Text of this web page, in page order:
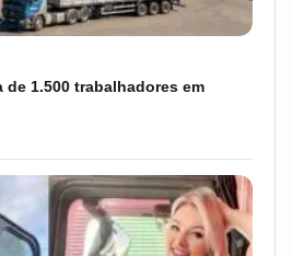
de 1.500 trabalhadores em